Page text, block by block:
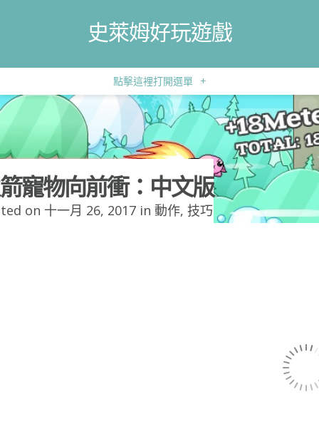
史萊姆好玩遊戲
點擊這裡打開選單 +
寵物向前衝：中文版
on 十一月 26, 2017 in 動作, 技巧